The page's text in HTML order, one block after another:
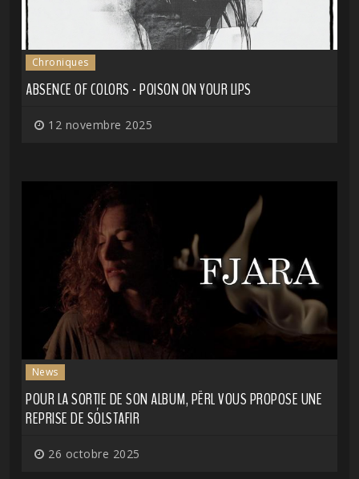
Chroniques
ABSENCE OF COLORS - POISON ON YOUR LIPS
12 novembre 2025
News
POUR LA SORTIE DE SON ALBUM, PËRL VOUS PROPOSE UNE
REPRISE DE SÓLSTAFIR
26 octobre 2025